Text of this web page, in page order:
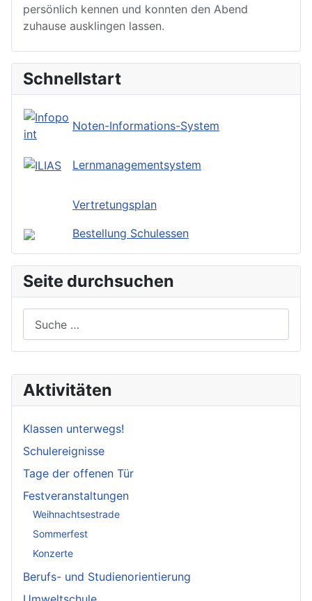
Aktivitäten
Klassen unterwegs!
Schulereignisse
Tage der offenen Tür
Festveranstaltungen
Weihnachtsestrade
Sommerfest
Konzerte
Berufs- und Studienorientierung
persönlich kennen und konnten den Abend
zuhause ausklingen lassen.
Schnellstart
Noten-Informations-System
Lernmanagementsystem
Vertretungsplan
Bestellung Schulessen
Seite durchsuchen